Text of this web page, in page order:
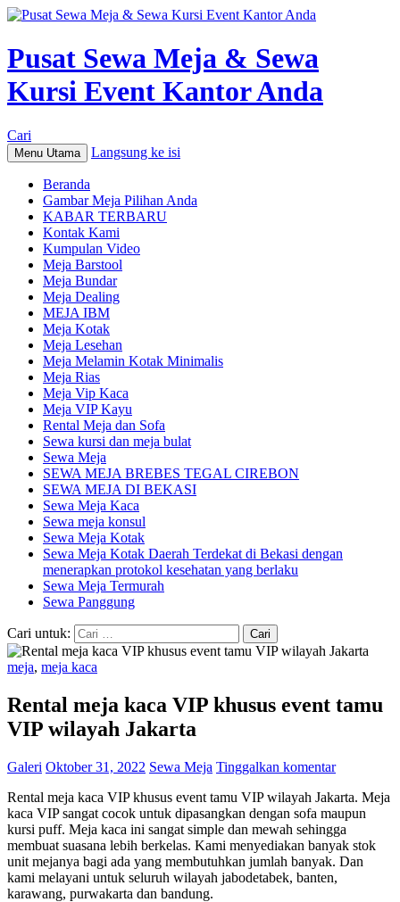
Pusat Sewa Meja & Sewa
Kursi Event Kantor Anda
Cari
Menu Utama Langsung ke isi
Beranda
Gambar Meja Pilihan Anda
KABAR TERBARU
Kontak Kami
Kumpulan Video
Meja Barstool
Meja Bundar
Meja Dealing
MEJA IBM
Meja Kotak
Meja Lesehan
Meja Melamin Kotak Minimalis
Meja Rias
Meja Vip Kaca
Meja VIP Kayu
Rental Meja dan Sofa
Sewa kursi dan meja bulat
Sewa Meja
SEWA MEJA BREBES TEGAL CIREBON
SEWA MEJA DI BEKASI
Sewa Meja Kaca
Sewa meja konsul
Sewa Meja Kotak
Sewa Meja Kotak Daerah Terdekat di Bekasi dengan
menerapkan protokol kesehatan yang berlaku
Sewa Meja Termurah
Sewa Panggung
Cari untuk:
meja, meja kaca
Rental meja kaca VIP khusus event tamu
VIP wilayah Jakarta
Galeri Oktober 31, 2022 Sewa Meja Tinggalkan komentar
Rental meja kaca VIP khusus event tamu VIP wilayah Jakarta. Meja
kaca VIP sangat cocok untuk dipasangkan dengan sofa maupun
kursi puff. Meja kaca ini sangat simple dan mewah sehingga
membuat suasana lebih berkelas. Kami menyediakan banyak stok
unit mejanya bagi ada yang membutuhkan jumlah banyak. Dan
kami melayani untuk seluruh wilayah jabodetabek, banten,
karawang, purwakarta dan bandung.